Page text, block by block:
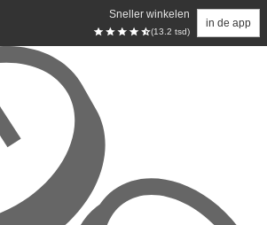
Sneller winkelen
(13.2 tsd)
in de app